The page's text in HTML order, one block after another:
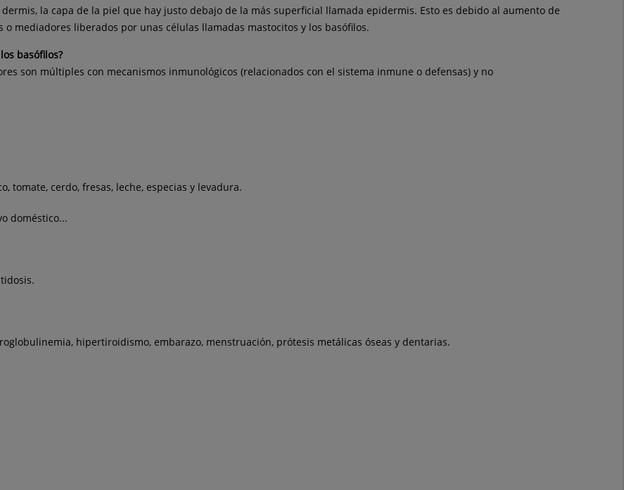
la capa de la piel que hay justo debajo de la más superficial llamada epidermis. Esto es debido al aumento de
mediadores liberados por unas células llamadas mastocitos y los basófilos.
basófilos?
son múltiples con mecanismos inmunológicos (relacionados con el sistema inmune o defensas) y no
tomate, cerdo, fresas, leche, especias y levadura.
doméstico...
hipertiroidismo, embarazo, menstruación, prótesis metálicas óseas y dentarias.